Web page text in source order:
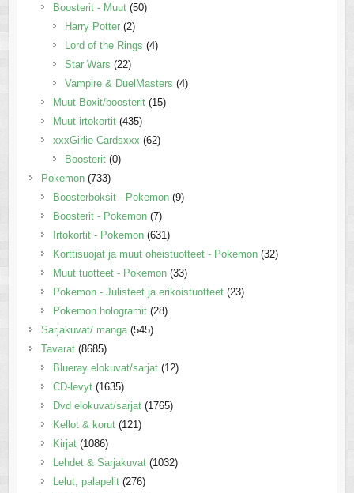
Boosterit - Muut (50)
Harry Potter (2)
Lord of the Rings (4)
Star Wars (22)
Vampire & DuelMasters (4)
Muut Boxit/boosterit (15)
Muut irtokortit (435)
xxxGirlie Cardsxxx (62)
Boosterit (0)
Pokemon (733)
Boosterboksit - Pokemon (9)
Boosterit - Pokemon (7)
Irtokortit - Pokemon (631)
Korttisuojat ja muut oheistuotteet - Pokemon (32)
Muut tuotteet - Pokemon (33)
Pokemon - Julisteet ja erikoistuotteet (23)
Pokemon hologramit (28)
Sarjakuvat/ manga (545)
Tavarat (8685)
Blueray elokuvat/sarjat (12)
CD-levyt (1635)
Dvd elokuvat/sarjat (1765)
Kellot & korut (121)
Kirjat (1086)
Lehdet & Sarjakuvat (1032)
Lelut, palapelit (276)